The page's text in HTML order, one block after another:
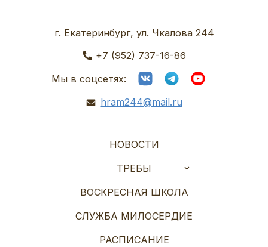
г. Екатеринбург, ул. Чкалова 244
+7 (952) 737-16-86
Мы в соцсетях:
hram244@mail.ru
НОВОСТИ
ТРЕБЫ
ВОСКРЕСНАЯ ШКОЛА
СЛУЖБА МИЛОСЕРДИЕ
РАСПИСАНИЕ